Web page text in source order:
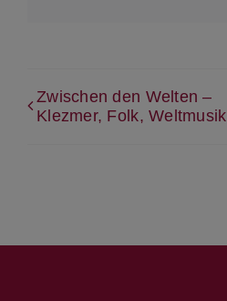
Zwischen den Welten –
Klezmer, Folk, Weltmusik